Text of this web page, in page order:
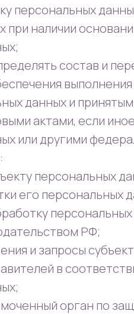
персональных
наличии
состав и
данных и
актами, если
или другими
персональных
его персональных
РФ;
и запросы
в
орган по